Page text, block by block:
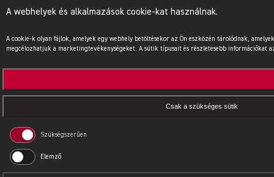
A webhelyek és alkalmazások cookie-kat használnak.
A cookie-k olyan fájlok, amelyek egy webhely betöltésekor az Ön eszközén tárolódnak,
megcélozhatjuk a marketingtevékenységeket. A sütik típusait és részletesebb
Csak a szükséges sütik
Szükségszerűen
Elemző